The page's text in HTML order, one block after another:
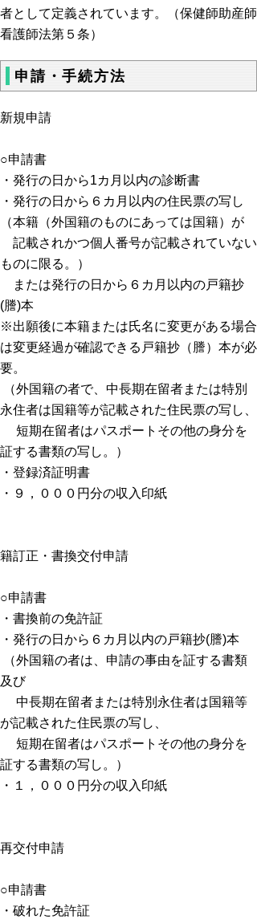
者として定義されています。（保健師助産師
看護師法第５条）
申請・手続方法
新規申請
○申請書
・発行の日から1カ月以内の診断書
・発行の日から６カ月以内の住民票の写し
（本籍（外国籍のものにあっては国籍）が
記載されかつ個人番号が記載されていない
ものに限る。）
または発行の日から６カ月以内の戸籍抄
(謄)本
※出願後に本籍または氏名に変更がある場合
は変更経過が確認できる戸籍抄（謄）本が必
要。
（外国籍の者で、中長期在留者または特別
永住者は国籍等が記載された住民票の写し、
短期在留者はパスポートその他の身分を
証する書類の写し。）
・登録済証明書
・９，０００円分の収入印紙
籍訂正・書換交付申請
○申請書
・書換前の免許証
・発行の日から６カ月以内の戸籍抄(謄)本
（外国籍の者は、申請の事由を証する書類
及び
中長期在留者または特別永住者は国籍等
が記載された住民票の写し、
短期在留者はパスポートその他の身分を
証する書類の写し。）
・１，０００円分の収入印紙
再交付申請
○申請書
・破れた免許証